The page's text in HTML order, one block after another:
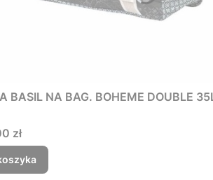
BASIL NA BAG. BOHEME DOUBLE
zł